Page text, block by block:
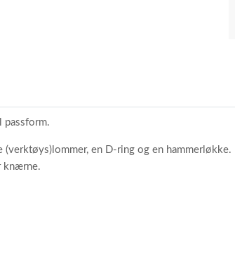
passform.
en D-ring og en
knærne.